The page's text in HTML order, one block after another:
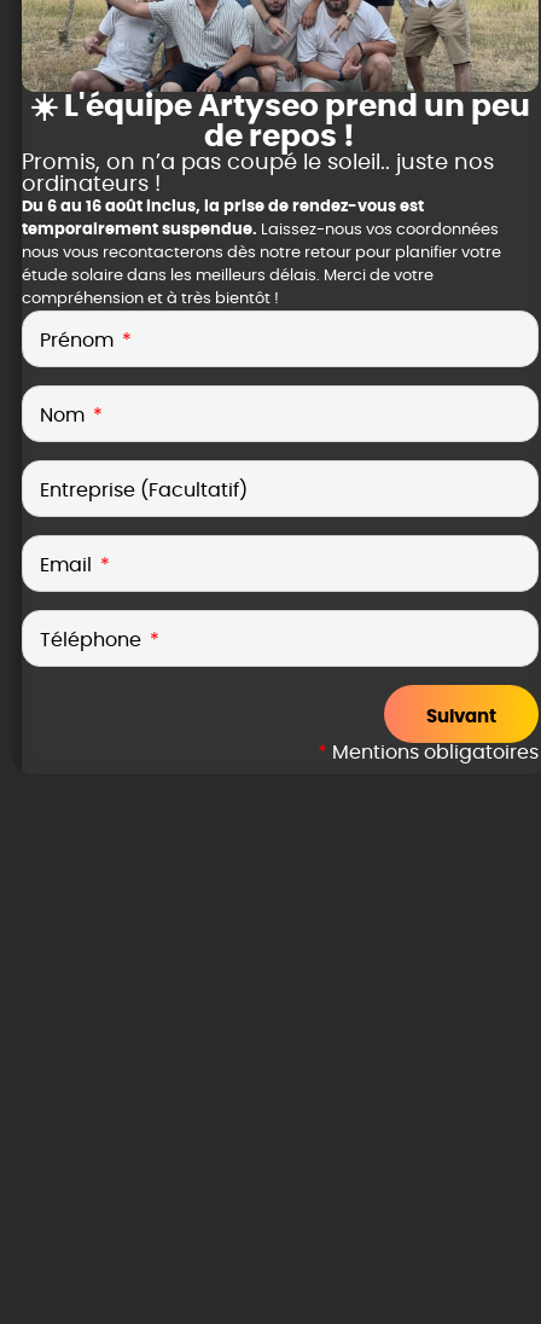
☀️ L'équipe Artyseo prend un peu
de repos !
Promis, on n’a pas coupé le soleil.. juste nos
ordinateurs !
Du 6 au 16 août inclus, la prise de rendez-vous est
temporairement suspendue.
Laissez-nous vos coordonnées
nous vous recontacterons dès notre retour pour planifier votre
étude solaire dans les meilleurs délais. Merci de votre
compréhension et à très bientôt !
Prénom
Nom
Entreprise (Facultatif)
Email
Téléphone
Suivant
* Mentions obligatoires